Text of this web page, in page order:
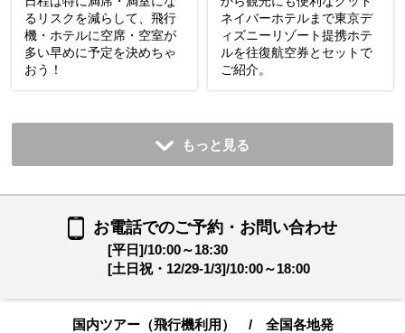
るリスクを減らして、飛行
機・ホテルに空席・空室が
多い早めに予定を決めちゃ
おう！
ネイバーホテルまで東京デ
ィズニーリゾート提携ホテ
ルを往復航空券とセットで
ご紹介。
もっと見る
お電話でのご予約・お問い合わせ
[平日]/10:00～18:30
[土日祝・12/29-1/3]/10:00～18:00
国内ツアー（飛行機利用） / 全国各地発